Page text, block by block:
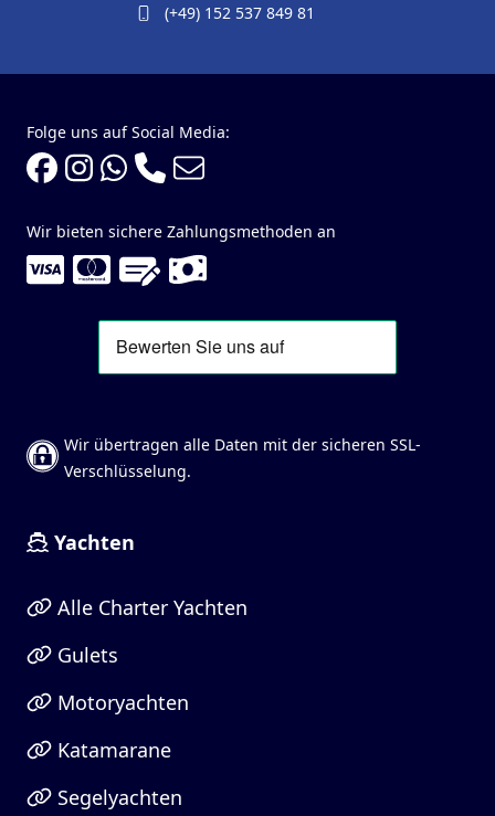
(+49) 152 537 849 81
Folge uns auf Social Media:
Wir bieten sichere Zahlungsmethoden an
Wir übertragen alle Daten mit der sicheren SSL-
Verschlüsselung.
Yachten
Alle Charter Yachten
Gulets
Motoryachten
Katamarane
Segelyachten